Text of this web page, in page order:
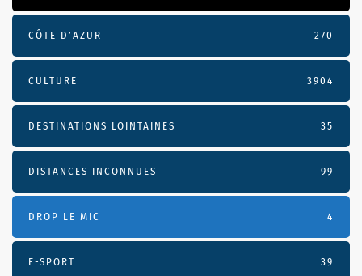
CÔTE D’AZUR 270
CULTURE 3904
DESTINATIONS LOINTAINES 35
DISTANCES INCONNUES 99
DROP LE MIC 4
E-SPORT 39